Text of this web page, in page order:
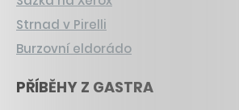
Strnad v Pirelli
Burzovní eldorádo
PŘÍBĚHY Z GASTRA